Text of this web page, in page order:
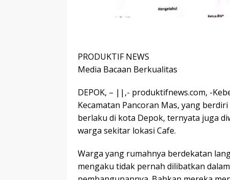
PRODUKTIF NEWS
Media Bacaan Berkualitas
DEPOK, – ||,- produktifnews.com, -
Kecamatan Pancoran Mas, yang
berlaku di kota Depok, ternyata juga
warga sekitar lokasi Cafe.
Warga yang rumahnya berdekatan
mengaku tidak pernah dilibatkan